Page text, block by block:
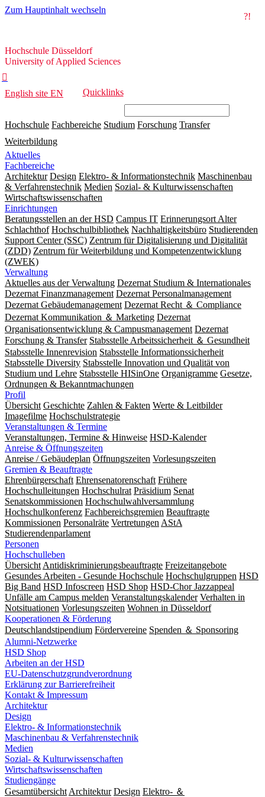
Zum Hauptinhalt wechseln
?!
Hochschule
Düsseldorf
Hochschule Düsseldorf
University of Applied Sciences

English site EN Quicklinks
Hochschule Fachbereiche Studium Forschung Transfer
Weiterbildung
Aktuelles
Fachbereiche
Architektur Design Elektro- & Informationstechnik Maschinenbau
& Verfahrenstechnik Medien Sozial- & Kulturwissenschaften
Wirtschaftswissenschaften
Einrichtungen
Beratungsstellen an der HSD Campus IT Erinnerungsort Alter
Schlachthof Hochschulbibliothek Nachhaltigkeitsbüro Studierenden
Support Center (SSC) Zentrum für Digitalisierung und Digitalität
(ZDD) Zentrum für Weiterbildung und Kompetenzentwicklung
(ZWEK)
Verwaltung
Aktuelles aus der Verwaltung Dezernat Studium & Internationales
Dezernat Finanzmanagement Dezernat Personalmanagement
Dezernat Gebäudemanagement Dezernat Recht ＆ Compliance
Dezernat Kommunikation ＆ Marketing Dezernat
Organisationsentwicklung & Campusmanagement Dezernat
Forschung & Transfer Stabsstelle Arbeitssicherheit ＆ Gesundheit
Stabsstelle Innenrevision Stabsstelle In­for­ma­ti­ons­sicher­heit
Stabsstelle Diversity Stabsstelle Innovation und Qualität von
Studium und Lehre Stabsstelle HISinOne Organigramme Gesetze,
Ordnungen & Bekanntmachungen
Profil
Übersicht Geschichte Zahlen & Fakten Werte & Leitbilder
Imagefilme Hochschulstrategie
Veranstaltungen & Termine
Veranstaltungen, Termine & Hinweise HSD-Kalender
Anreise & Öffnungszeiten
Anreise / Gebäudeplan Öffnungszeiten Vorlesungszeiten
Gremien & Beauftragte
Ehrenbürgerschaft Ehrensenatorenschaft Frühere
Hochschulleitungen Hochschulrat Präsidium Senat
Senatskommissionen Hochschulwahlversammlung
Hochschulkonferenz Fachbereichsgremien Beauftragte
Kommissionen Personalräte Vertretungen AStA
Studierendenparlament
Personen
Hochschulleben
Übersicht Antidiskriminierungsbeauftragte Freizeitangebote
Gesundes Arbeiten - Gesunde Hochschule Hochschulgruppen HSD
Big Band HSD Infoscreen HSD Shop HSD-Chor Jazzappeal
Unfälle am Campus melden Veranstaltungskalender Verhalten in
Notsituationen Vorlesungszeiten Wohnen in Düsseldorf
Kooperationen & Förderung
Deutschlandstipendium Fördervereine Spenden ＆ Sponsoring
Alumni-Netzwerke
HSD Shop
Arbeiten an der HSD
EU-Datenschutzgrundverordnung
Erklärung zur Barrierefreiheit
Kontakt & Impressum
Architektur
Design
Elektro- & Informationstechnik
Maschinenbau & Verfahrenstechnik
Medien
Sozial- & Kulturwissenschaften
Wirtschaftswissenschaften
Studiengänge
Gesamtübersicht Architektur Design Elektro- ＆